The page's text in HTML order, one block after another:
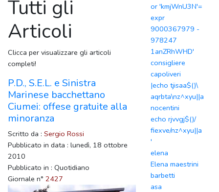
Tutti gli
Articoli
Clicca per visualizzare gli articoli
completi!
P.D., S.E.L. e Sinistra
Marinese bacchettano
Ciumei: offese gratuite alla
minoranza
Scritto da : Sergio Rossi
Pubblicato in data : lunedì, 18 ottobre
2010
Pubblicato in : Quotidiano
Giornale n° 2427
or 'kmjWnU3N'=
expr
9000367979 -
978247
1anZRhWHD'
consigliere
capoliveri
|echo tjisaa$()\
aqrbta\nz^xyu||a
nocentini
echo rjvvgj$()/
fiexve/nz^xyu||a
'
elena
Elena maestrini
barbetti
asa